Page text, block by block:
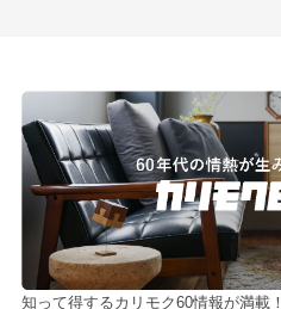
知って得するカリモク60情報が満載！